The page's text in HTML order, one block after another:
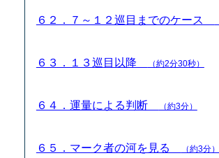
６２．７～１２巡目までのケース
６３．１３巡目以降 （約2分30秒）
６４．運量による判断 （約3分）
６５．マーク者の河を見る （約3分）